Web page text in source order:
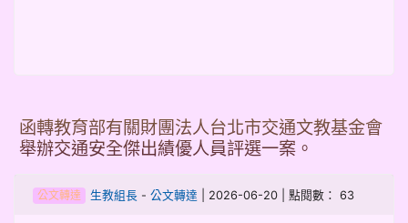
函轉教育部有關財團法人台北市交通文教基金會
舉辦交通安全傑出績優人員評選一案。
公文轉達 生教組長- 公文轉達 | 2026-06-20 | 點閱數： 63